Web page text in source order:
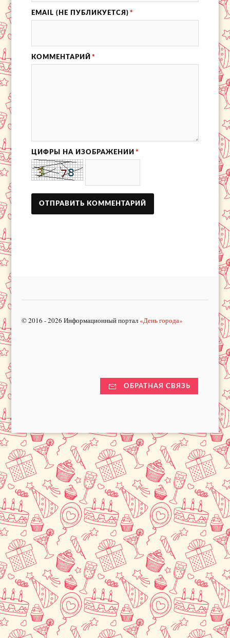
EMAIL (НЕ ПУБЛИКУЕТСЯ) *
КОММЕНТАРИЙ *
ЦИФРЫ НА ИЗОБРАЖЕНИИ *
© 2016 - 2026 Информационный портал «День города»
ОБРАТНАЯ СВЯЗЬ